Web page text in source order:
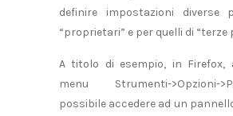
definire impostazioni diverse
“proprietari” e per quelli di “terze
A titolo di esempio, in Firefox,
menu Strumenti->Opzioni-
possibile accedere ad un